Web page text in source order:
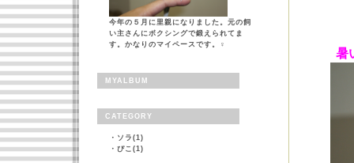
今年の５月に里親になりました。元の飼
い主さんにボクシングで鍛えられてま
す。かなりのマイペースです。♀
MYALBUM
CATEGORY
・ ソラ(1)
・ ぴこ(1)
暑